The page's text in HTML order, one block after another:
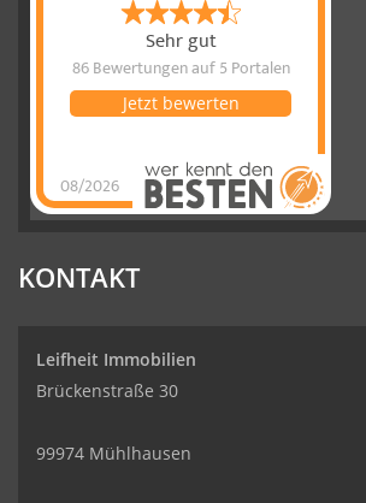
Sehr gut
86 Bewertungenauf 5 Portalen
08/2026
Jetzt bewerten
Leifheit
Immobilienhat
KONTAKT
Leifheit Immobilien
Brückenstraße 30
99974 Mühlhausen